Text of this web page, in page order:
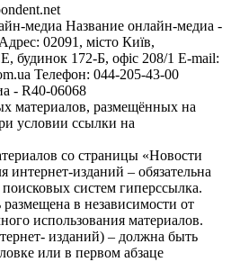
медиа Название онлайн-медиа -
02091, місто Київ,
172-Б, офіс 208/1 E-mail:
Телефон: 044-205-43-00
- R40-06068
материалов, размещённых на
условии ссылки на
со страницы «Новости
изданий – обязательна
систем гиперссылка.
в независимости от
использования материалов.
изданий) – должна быть
или в первом абзаце